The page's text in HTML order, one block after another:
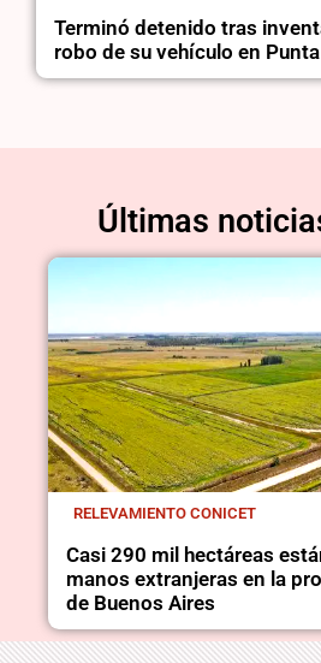
Terminó detenido tras
robo de su vehículo en
Últimas
RELEVAMIENTO CONICET
Casi 290 mil hectáreas
manos extranjeras en la
de Buenos Aires